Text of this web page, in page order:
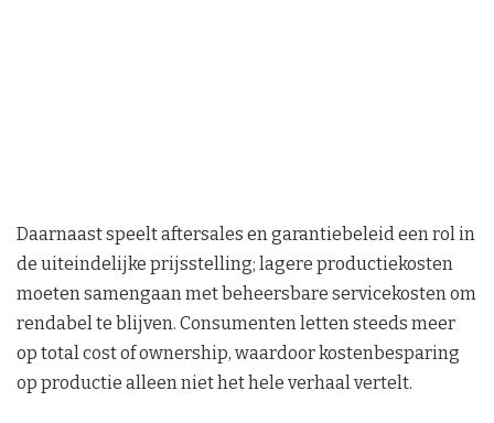
Daarnaast speelt aftersales en garantiebeleid een rol in
de uiteindelijke prijsstelling; lagere productiekosten
moeten samengaan met beheersbare servicekosten om
rendabel te blijven. Consumenten letten steeds meer
op total cost of ownership, waardoor kostenbesparing
op productie alleen niet het hele verhaal vertelt.